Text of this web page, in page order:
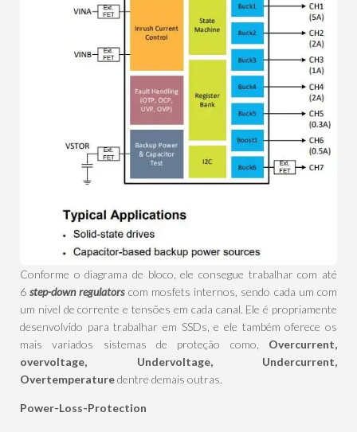
Conforme o diagrama de bloco, ele consegue trabalhar com até
6step-down regulators com mosfets internos, sendo cada um com
um nivel de corrente e tensões em cada canal. Ele é propriamente
desenvolvido para trabalhar em SSDs, e ele também oferece os
mais variados sistemas de proteção como, Overcurrent,
overvoltage, Undervoltage, Undercurrent,
Overtemperaturedentre demais outras.
Power-Loss-Protection